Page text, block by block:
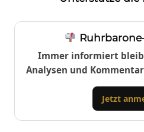
Immer informiert
Analysen und
Jetzt